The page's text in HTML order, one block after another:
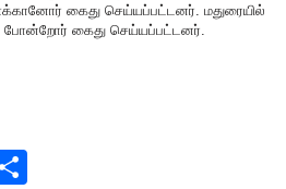
கைது செய்யப்பட்டனர். மதுரையில்
போன்றோர் கைது செய்யப்பட்டனர்.
W